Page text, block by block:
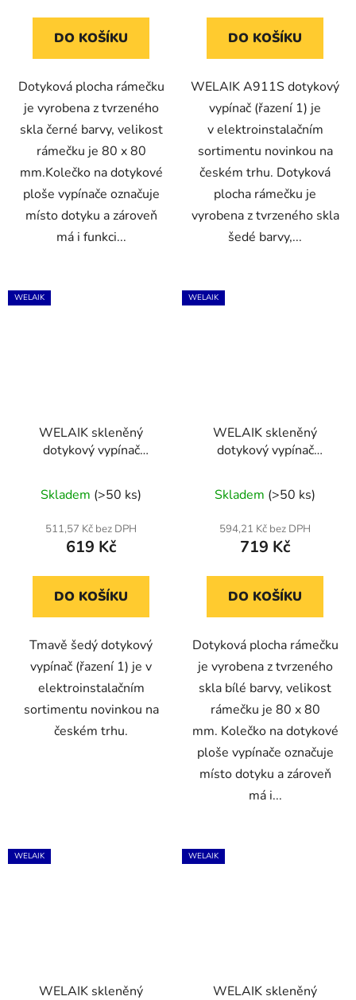
DO KOŠÍKU
Dotyková plocha rámečku
je vyrobena z tvrzeného
skla černé barvy, velikost
rámečku je 80 x 80
mm.Kolečko na dotykové
ploše vypínače označuje
místo dotyku a zároveň
má i funkci...
DO KOŠÍKU
WELAIK A911S dotykový
vypínač (řazení 1) je
v elektroinstalačním
sortimentu novinkou na
českém trhu. Dotyková
plocha rámečku je
vyrobena z tvrzeného skla
šedé barvy,...
WELAIK
WELAIK skleněný
dotykový vypínač
šedý
Skladem (>50 ks)
511,57 Kč bez DPH
619 Kč
DO KOŠÍKU
Tmavě šedý dotykový
vypínač (řazení 1) je v
elektroinstalačním
sortimentu novinkou na
českém trhu.
WELAIK
WELAIK skleněný
dotykový vypínač
hodnocení
produktu
je
z
Skladem (>50 ks)
594,21 Kč bez DPH
719 Kč
DO KOŠÍKU
Dotyková plocha rámečku
je vyrobena z tvrzeného
skla bílé barvy, velikost
rámečku je 80 x 80
mm. Kolečko na dotykové
ploše vypínače označuje
místo dotyku a zároveň
má i...
WELAIK
WELAIK skleněný
WELAIK
WELAIK skleněný